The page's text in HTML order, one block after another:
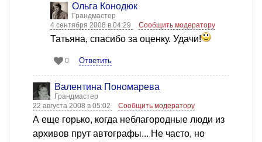
Ольга Конодюк
Грандмастер
4 сентября 2008 в 04:29
Сообщить модератору
Татьяна, спасибо за оценку. Удачи!
0 Ответить
Валентина Пономарева
Грандмастер
22 августа 2008 в 05:02
Сообщить модератору
А еще горько, когда неблагородные люди из
архивов прут автографы... Не часто, но